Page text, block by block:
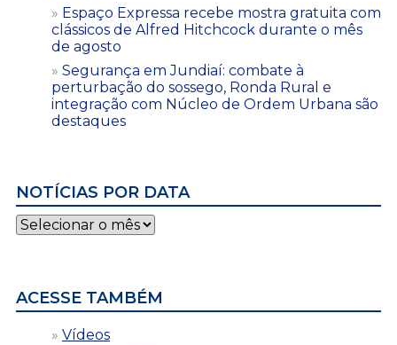
Espaço Expressa recebe mostra gratuita com
clássicos de Alfred Hitchcock durante o mês
de agosto
Segurança em Jundiaí: combate à
perturbação do sossego, Ronda Rural e
integração com Núcleo de Ordem Urbana são
destaques
NOTÍCIAS POR DATA
Notícias
por
ACESSE TAMBÉM
Vídeos